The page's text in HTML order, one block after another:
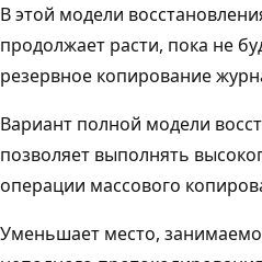
В этой модели
продолжает расти, пока не
резервное копирование
Вариант полной модели
позволяет выполнять
операции массового
Уменьшает место,